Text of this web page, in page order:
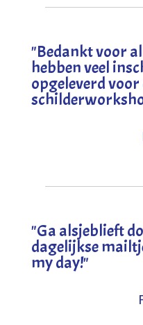
"Bedankt voor
hebben veel
opgeleverd voor
"Ga alsjeblieft
dagelijkse
my day!"